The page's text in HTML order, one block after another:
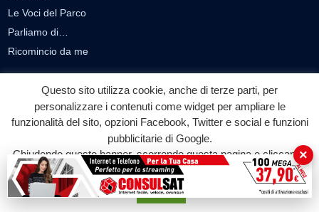
Le Voci del Parco
Parliamo di…
Ricomincio da me
SEZIONI
Cronaca
Attualità
Cultura
Economia
Questo sito utilizza cookie, anche di terze parti, per
personalizzare i contenuti come widget per ampliare le
funzionalità del sito, opzioni Facebook, Twitter e social e funzioni
pubblicitarie di Google.
Chiudendo questo banner, scorrendo questa pagina o cliccando
su qualunque suo elemento acconsenti all'uso dei cookie.
Accetta
×